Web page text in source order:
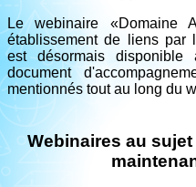
Le webinaire «Domaine
établissement de liens par
est désormais
document
mentionnés tout au long du
Webinaires au